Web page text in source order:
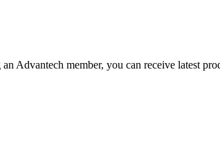
Advantech member, you can receive latest